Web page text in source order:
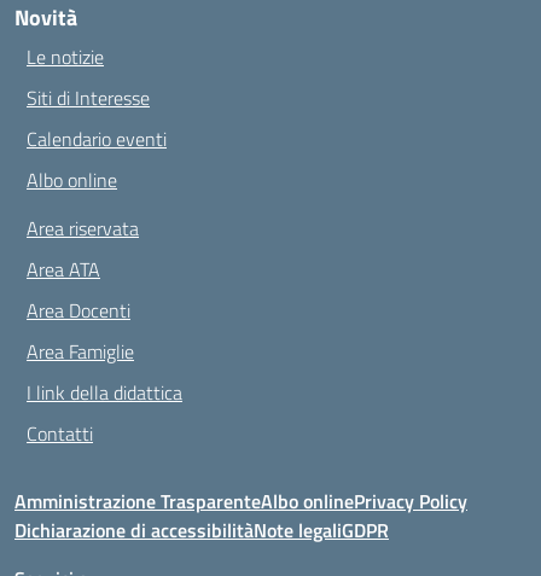
Novità
Le notizie
Siti di Interesse
Calendario eventi
Albo online
Area riservata
Area ATA
Area Docenti
Area Famiglie
I link della didattica
Contatti
Amministrazione TrasparenteAlbo onlinePrivacy Policy
Dichiarazione di accessibilitàNote legaliGDPR